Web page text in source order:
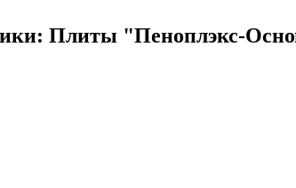
Плиты "Пеноплэкс-